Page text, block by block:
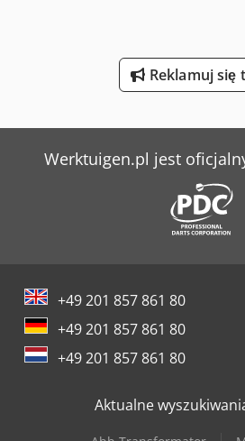
Manitou Mt 1335
Manitou Mt 1840
Sennebogen 821 E
Reklamuj się
Werktuigen.pl jest
+49 201 857 861 80
+49 201 857 861 80
+49 201 857 861 80
Aktualne